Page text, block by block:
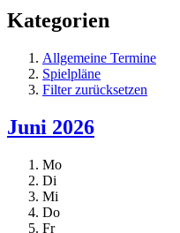
Kategorien
Allgemeine Termine
Spielpläne
Filter zurücksetzen
Juni 2026
Mo
Di
Mi
Do
Fr